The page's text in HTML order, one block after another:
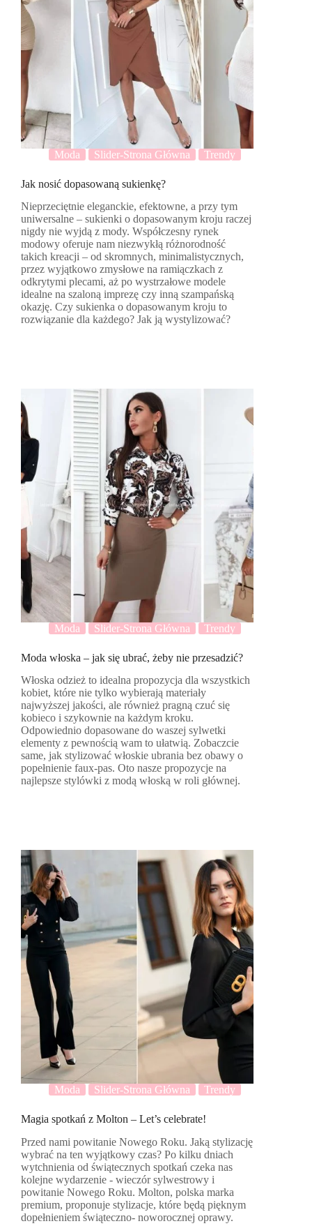
Moda Slider-Strona Główna Trendy
Jak nosić dopasowaną sukienkę?
Nieprzeciętnie eleganckie, efektowne, a przy tym
uniwersalne – sukienki o dopasowanym kroju raczej
nigdy nie wyjdą z mody. Współczesny rynek
modowy oferuje nam niezwykłą różnorodność
takich kreacji – od skromnych, minimalistycznych,
przez wyjątkowo zmysłowe na ramiączkach z
odkrytymi plecami, aż po wystrzałowe modele
idealne na szaloną imprezę czy inną szampańską
okazję. Czy sukienka o dopasowanym kroju to
rozwiązanie dla każdego? Jak ją wystylizować?
Moda Slider-Strona Główna Trendy
Moda włoska – jak się ubrać, żeby nie przesadzić?
Włoska odzież to idealna propozycja dla wszystkich
kobiet, które nie tylko wybierają materiały
najwyższej jakości, ale również pragną czuć się
kobieco i szykownie na każdym kroku.
Odpowiednio dopasowane do waszej sylwetki
elementy z pewnością wam to ułatwią. Zobaczcie
same, jak stylizować włoskie ubrania bez obawy o
popełnienie faux-pas. Oto nasze propozycje na
najlepsze stylówki z modą włoską w roli głównej.
Moda Slider-Strona Główna Trendy
Magia spotkań z Molton – Let’s celebrate!
Przed nami powitanie Nowego Roku. Jaką stylizację
wybrać na ten wyjątkowy czas? Po kilku dniach
wytchnienia od świątecznych spotkań czeka nas
kolejne wydarzenie - wieczór sylwestrowy i
powitanie Nowego Roku. Molton, polska marka
premium, proponuje stylizacje, które będą pięknym
dopełnieniem świąteczno- noworocznej oprawy.